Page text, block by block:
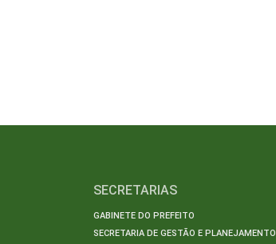
SECRETARIAS
GABINETE DO PREFEITO
SECRETARIA DE GESTÃO E PLANEJAMENTO